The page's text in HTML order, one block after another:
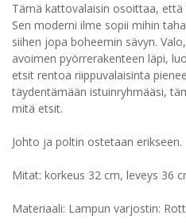
Tämä kattovalaisin osoittaa,
Sen moderni ilme sopii mihin
siihen jopa boheemin sävyn.
avoimen pyörrerakenteen läpi,
etsit rentoa riippuvalaisinta
täydentämään istuinryhmääsi,
mitä etsit.
Johto ja poltin ostetaan erikseen.
Mitat: korkeus 32 cm, leveys 36
Materiaali: Lampun varjostin: